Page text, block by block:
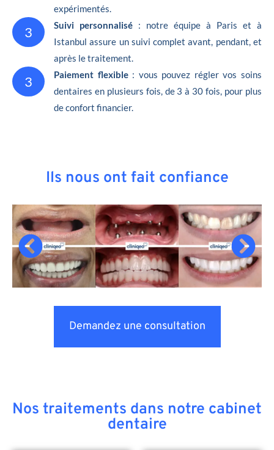
expérimentés.
3 Suivi personnalisé : notre équipe à Paris et à
Istanbul assure un suivi complet avant, pendant, et
après le traitement.
3 Paiement flexible: vous pouvez régler vos soins
dentaires en plusieurs fois, de 3 à 30 fois, pour plus
de confort financier.
Ils nous ont fait confiance
Demandez une consultation
Nos traitements dans notre cabinet
dentaire